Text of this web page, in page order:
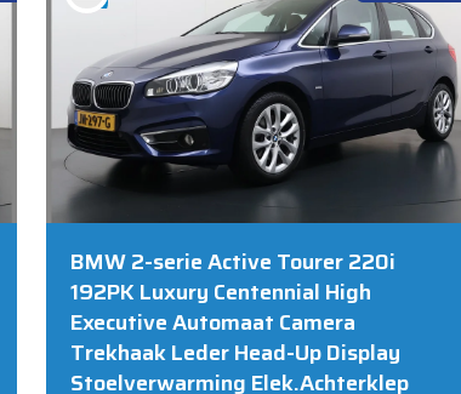
BMW 2-serie Active Tourer 220i
192PK Luxury Centennial High
Executive Automaat Camera
Trekhaak Leder Head-Up Display
Stoelverwarming Elek.Achterklep